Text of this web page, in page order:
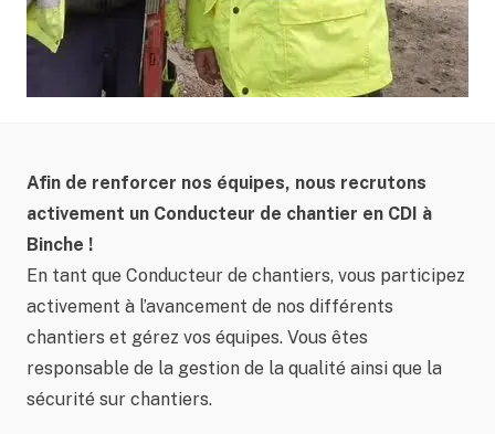
Afin de renforcer nos équipes, nous recrutons
activement un Conducteur de chantier en CDI à
Binche !
En tant que Conducteur de chantiers, vous participez
activement à l’avancement de nos différents
chantiers et gérez vos équipes. Vous êtes
responsable de la gestion de la qualité ainsi que la
sécurité sur chantiers.